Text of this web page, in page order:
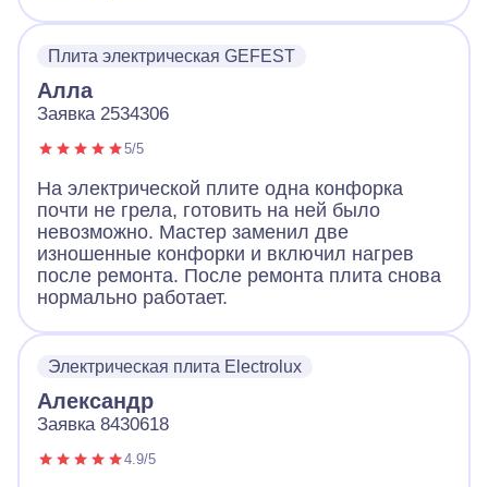
Плита электрическая GEFEST
Алла
Заявка 2534306
5/5
На электрической плите одна конфорка
почти не грела, готовить на ней было
невозможно. Мастер заменил две
изношенные конфорки и включил нагрев
после ремонта. После ремонта плита снова
нормально работает.
Электрическая плита Electrolux
Александр
Заявка 8430618
4.9/5